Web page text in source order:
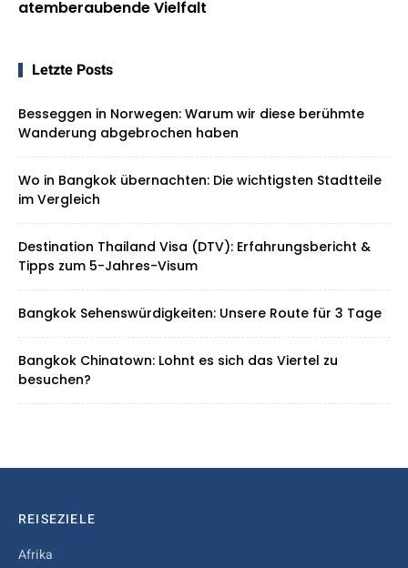
atemberaubende Vielfalt
Letzte Posts
Besseggen in Norwegen: Warum wir diese berühmte
Wanderung abgebrochen haben
Wo in Bangkok übernachten: Die wichtigsten Stadtteile
im Vergleich
Destination Thailand Visa (DTV): Erfahrungsbericht &
Tipps zum 5-Jahres-Visum
Bangkok Sehenswürdigkeiten: Unsere Route für 3 Tage
Bangkok Chinatown: Lohnt es sich das Viertel zu
besuchen?
REISEZIELE
Afrika